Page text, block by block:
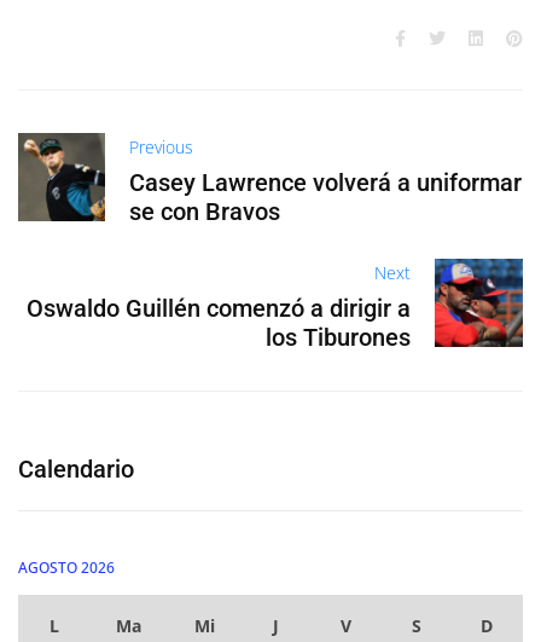
Previous
Casey Lawrence volverá a uniformar
se con Bravos
Next
Oswaldo Guillén comenzó a dirigir a
los Tiburones
Calendario
AGOSTO 2026
L Ma Mi J V S D